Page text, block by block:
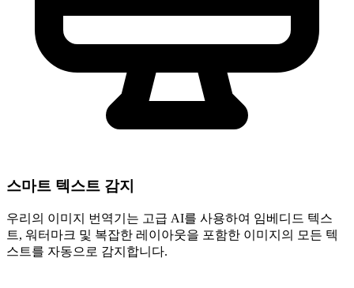
스마트 텍스트 감지
우리의 이미지 번역기는 고급 AI를 사용하여 임베디드 텍스
트, 워터마크 및 복잡한 레이아웃을 포함한 이미지의 모든 텍
스트를 자동으로 감지합니다.